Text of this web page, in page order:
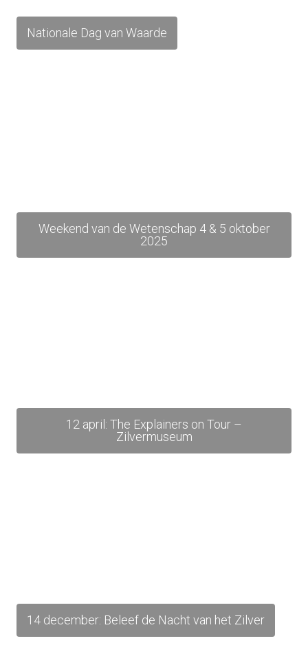
Nationale Dag van Waarde
Weekend van de Wetenschap 4 & 5 oktober
2025
12 april: The Explainers on Tour –
Zilvermuseum
14 december: Beleef de Nacht van het Zilver